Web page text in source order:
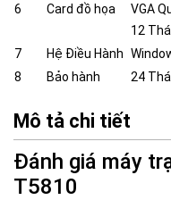
6
Card đồ họa
VGA
12
7
Hệ Điều Hành
8
Bảo hành 24
Mô tả chi tiết
Đánh giá máy
T5810